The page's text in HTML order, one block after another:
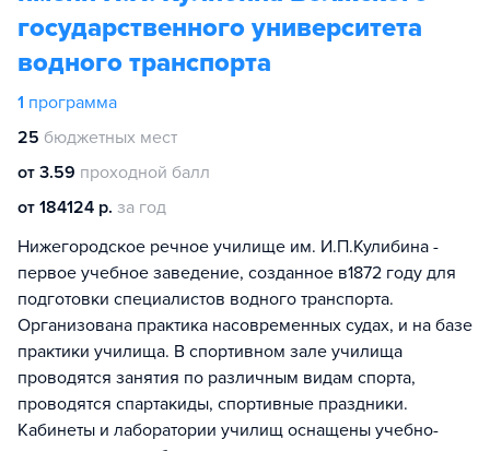
государственного университета
водного транспорта
1 программа
25 бюджетных мест
от 3.59 проходной балл
от 184124 р. за год
Нижегородское речное училище им. И.П.Кулибина -
первое учебное заведение, созданное в1872 году для
подготовки специалистов водного транспорта.
Организована практика насовременных судах, и на базе
практики училища. В спортивном зале училища
проводятся занятия по различным видам спорта,
проводятся спартакиды, спортивные праздники.
Кабинеты и лаборатории училищ оснащены учебно-